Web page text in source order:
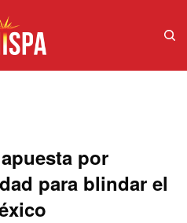
por
para blindar el